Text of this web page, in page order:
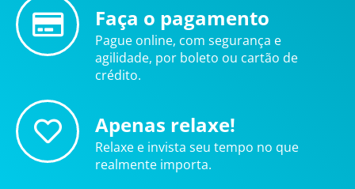
Faça o pagamento
Pague online, com segurança e
agilidade, por boleto ou cartão de
crédito.
Apenas relaxe!
Relaxe e invista seu tempo no que
realmente importa.